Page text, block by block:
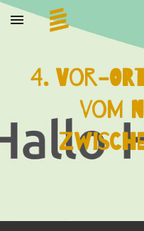
Skip to main content
4. Vor-
vom